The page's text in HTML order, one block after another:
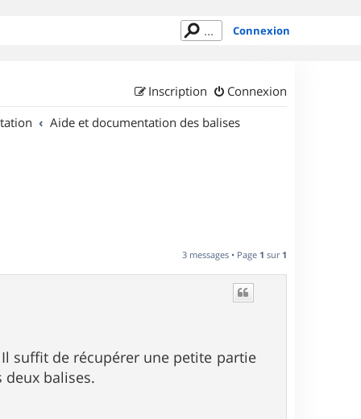
Connexion
Connexion
Inscription
Aide et documentation des balises
3 messages • Page 1 sur 1
suffit de récupérer une petite partie
balises.